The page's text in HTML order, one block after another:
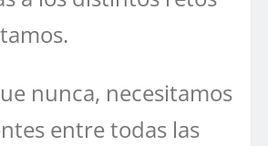
nunca, necesitamos
entre todas las